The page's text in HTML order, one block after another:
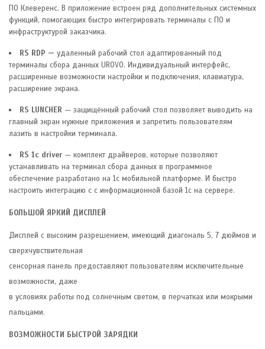
ПО Клеверенс. В приложение встроен ряд дополнительных системных
функций, помогающих быстро интегрировать терминалы с ПО и
инфраструктурой заказчика.
RS RDP — удаленный рабочий стол адаптированный под
терминалы сбора данных UROVO. Индивидуальный интерфейс,
расширенные возможности настройки и подключения, клавиатура,
расширение экрана.
RS LUNCHER — защищённый рабочий стол позволяет выводить на
главный экран нужные приложения и запретить пользователям
лазить в настройки терминала.
RS 1c driver — комплект драйверов, которые позволяют
устанавливать на терминал сбора данных в программное
обеспечение разработано на 1с мобильной платформе. И быстро
настроить интеграцию с с информационной базой 1с на сервере.
БОЛЬШОЙ ЯРКИЙ ДИСПЛЕЙ
Дисплей с высоким разрешением, имеющий диагональ 5, 7 дюймов и
сверхчувствительная
сенсорная панель предоставляют пользователям исключительные
возможности, даже
в условиях работы под солнечным светом, в перчатках или мокрыми
пальцами.
ВОЗМОЖНОСТИ БЫСТРОЙ ЗАРЯДКИ